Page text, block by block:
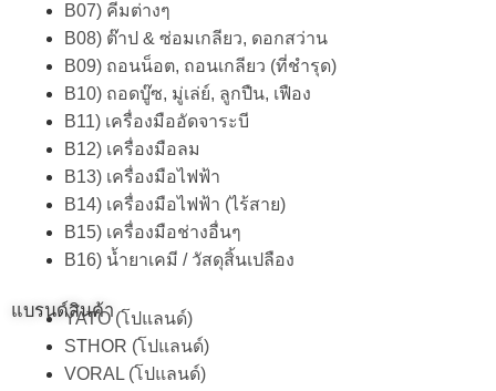
B07) คีมต่างๆ
B08) ต๊าป & ซ่อมเกลียว, ดอกสว่าน
B09) ถอนน็อต, ถอนเกลียว (ที่ชำรุด)
B10) ถอดบู๊ซ, มู่เล่ย์, ลูกปืน, เฟือง
B11) เครื่องมืออัดจาระบี
B12) เครื่องมือลม
B13) เครื่องมือไฟฟ้า
B14) เครื่องมือไฟฟ้า (ไร้สาย)
B15) เครื่องมือช่างอื่นๆ
B16) น้ำยาเคมี / วัสดุสิ้นเปลือง
แบรนด์สินค้าYATO (โปแลนด์)
STHOR (โปแลนด์)
VORAL (โปแลนด์)